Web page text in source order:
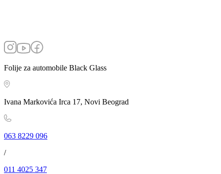
Folije za automobile Black Glass
Ivana Markovića Irca 17, Novi Beograd
063 8229 096
/
011 4025 347